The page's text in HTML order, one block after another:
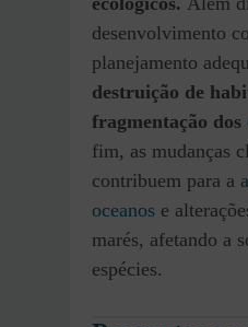
desenvolvimento
planejamento
destruição de
fragmentação dos
fim, as mudanças
contribuem para a
oceanos e
marés, afetando a
espécies.